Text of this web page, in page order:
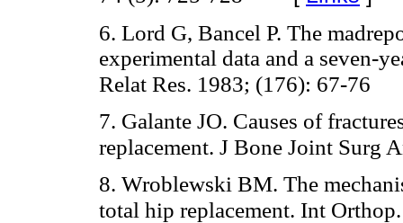
6. Lord G, Bancel P. The
experimental data and a seven-
Relat Res. 1983; (176): 67-76
7. Galante JO. Causes of
replacement. J Bone Joint Surg
8. Wroblewski BM. The
total hip replacement. Int